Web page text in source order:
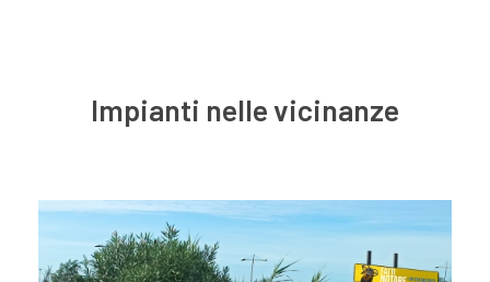
Impianti nelle vicinanze